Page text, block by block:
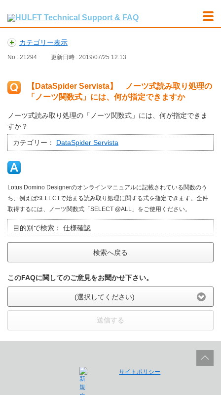
カテゴリー表示
No : 21294 更新日時 : 2019/07/25 12:13
【DataSpider Servista】 ノーツ式読み取り処理の
「ノーツ関数式」には、何が指定できますか
ノーツ式読み取り処理の「ノーツ関数式」には、何が指定できま
すか？
カテゴリー： DataSpider Servista
Lotus Domino Designerのオンラインマニュアルに記載されている関数のう
ち、例えばSELECTで始まる読み取り処理に関する式を指定できます。全件
取得するには、ノーツ関数式「SELECT @ALL」をご使用ください。
目的別で検索： 仕様確認
検索へ戻る
このFAQに関してのご意見をお聞かせ下さい。
(選択してください)
送信する
サイトポリシー